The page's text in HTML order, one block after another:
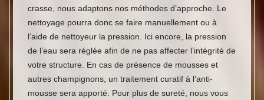
crasse, nous adaptons nos méthodes d’approche. Le
nettoyage pourra donc se faire manuellement ou à
l’aide de nettoyeur la pression. Ici encore, la pression
de l’eau sera réglée afin de ne pas affecter l’intégrité de
votre structure. En cas de présence de mousses et
autres champignons, un traitement curatif à l’anti-
mousse sera apporté. Pour plus de sureté, nous vous